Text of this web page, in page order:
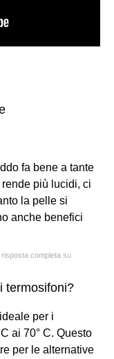
fa bene a tante
più lucidi, ci
la pelle si
anche benefici
completa su
termosifoni?
per i
ai 70° C. Questo
per le alternative